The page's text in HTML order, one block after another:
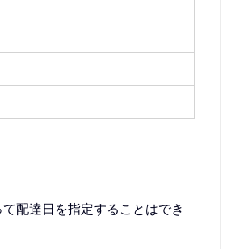
配達日を指定することはでき